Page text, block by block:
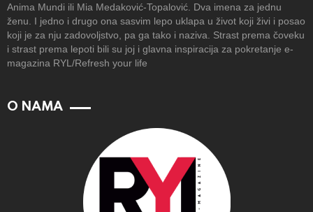
Anima Mundi ili Mia Medaković-Topalović. Dva imena za jednu
ženu. I jedno i drugo ona sasvim lepo uklapa u život koji živi i posao
koji je za nju zadovoljstvo, pa ga tako i naziva. Strast prema čoveku
i strast prema lepoti bili su joj i glavna inspiracija za pokretanje e-
magazina RYL/Refresh your life
O NAMA